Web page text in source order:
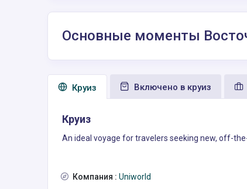
Основные моменты
Круиз Включено в круиз
Круиз
An ideal voyage for travelers seeking new, off-
Компания : Uniworld